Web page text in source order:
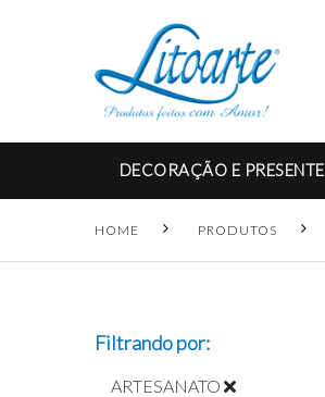
DECORAÇÃO E PRESENTE
HOME PRODUTOS
Filtrando por:
ARTESANATO